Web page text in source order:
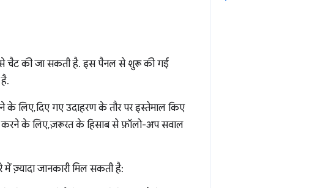
चैट की जा सकती है. इस पैनल से शुरू की गई
लिए, दिए गए उदाहरण के तौर पर इस्तेमाल किए
करने के लिए, ज़रूरत के हिसाब से फ़ॉलो-अप सवाल
ज़्यादा जानकारी मिल सकती है: